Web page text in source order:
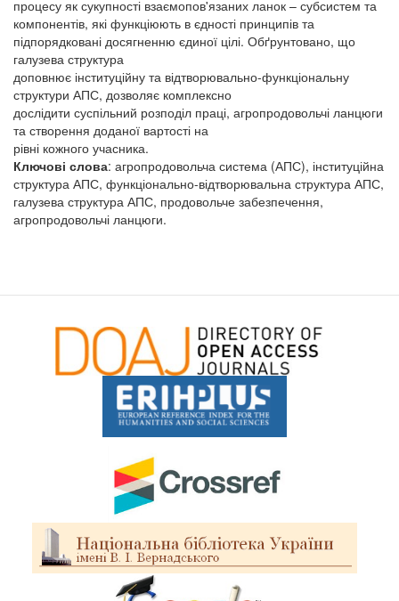
процесу як сукупності взаємопов'язаних ланок – субсистем та
компонентів, які функціюють в єдності принципів та
підпорядковані досягненню єдиної цілі. Обґрунтовано, що
галузева структура
доповнює інституційну та відтворювально-функціональну
структури АПС, дозволяє комплексно
дослідити суспільний розподіл праці, агропродовольчі ланцюги
та створення доданої вартості на
рівні кожного учасника.
Ключові слова: агропродовольча система (АПС), інституційна
структура АПС, функціонально-відтворювальна структура АПС,
галузева структура АПС, продовольче забезпечення,
агропродовольчі ланцюги.